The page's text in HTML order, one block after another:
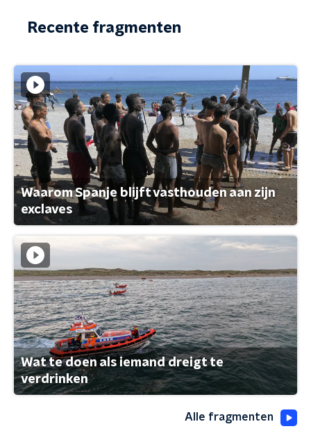
Recente fragmenten
Waarom Spanje blijft vasthouden aan zijn
exclaves
Wat te doen als iemand dreigt te
verdrinken
Alle fragmenten